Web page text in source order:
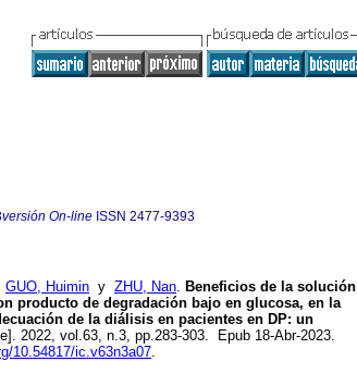
versión On-line ISSN 2477-9393
GUO, Huimin y ZHU, Nan. Beneficios de la solución
producto de degradación bajo en glucosa, en la
de la diálisis en pacientes en DP: un
2022, vol.63, n.3, pp.283-303. Epub 18-Abr-2023.
10.54817/ic.v63n3a07.